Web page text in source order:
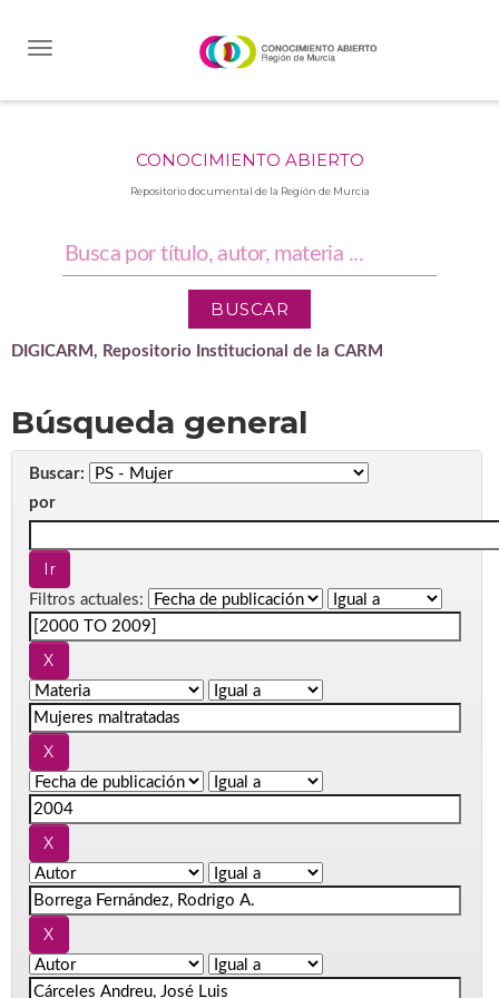
CONOCIMIENTO ABIERTO
Repositorio documental de la Región de Murcia
DIGICARM, Repositorio Institucional de la CARM
Búsqueda general
Buscar:
por
Filtros actuales: